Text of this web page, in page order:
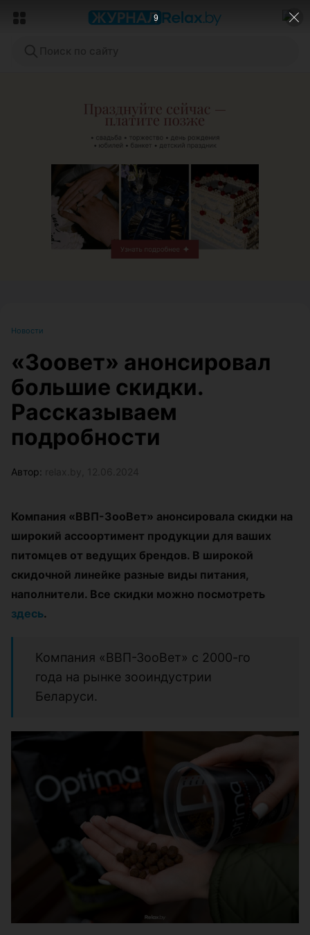
ЭФФЕКТИВНАЯ РЕКЛАМА НА САЙТЕ
Новости
«‎Зоовет» анонсировал
большие скидки.
Рассказываем
подробности
Автор:
Компания «ВВП-ЗооВет» анонсировала скидки на
широкий ассоортимент продукции для ваших
питомцев от ведущих брендов. В широкой
скидочной линейке разные виды питания,
наполнители. Все скидки можно посмотреть
здесь.
Компания «ВВП-ЗооВет» с 2000-го
года на рынке зооиндустрии
Беларуси.
7